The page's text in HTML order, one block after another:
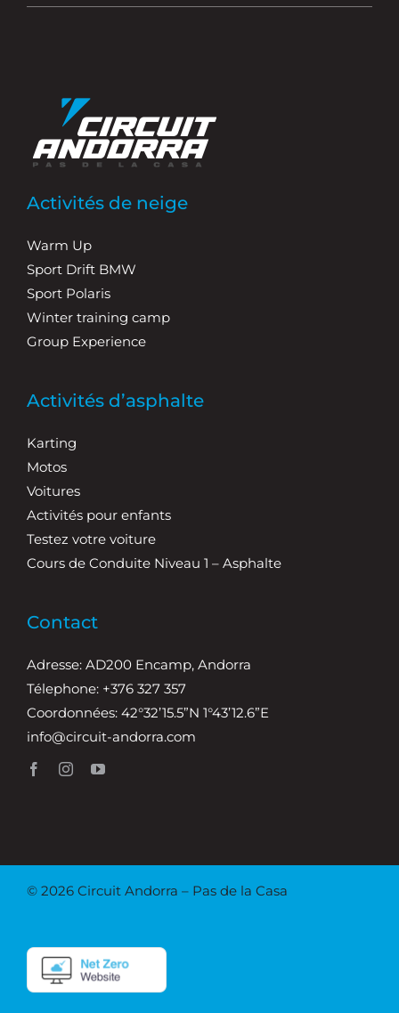
Activités de neige
Warm Up
Sport Drift BMW
Sport Polaris
Winter training camp
Group Experience
Activités d’asphalte
Karting
Motos
Voitures
Activités pour enfants
Testez votre voiture
Cours de Conduite Niveau 1 – Asphalte
Contact
Adresse: AD200 Encamp, Andorra
Télephone: +376 327 357
Coordonnées: 42°32’15.5”N 1°43’12.6”E
info@circuit-andorra.com
© 2026 Circuit Andorra – Pas de la Casa